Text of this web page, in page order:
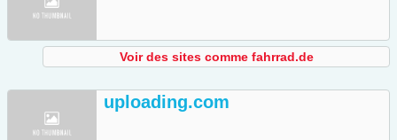
Voir des sites comme fahrrad.de
uploading.com